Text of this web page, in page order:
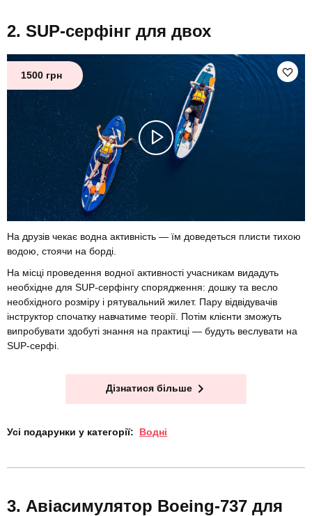
SUP-серфінг для двох
1500 грн
На друзів чекає водна активність — їм доведеться плисти тихою
водою, стоячи на борді.
На місці проведення водної активності учасникам видадуть
необхідне для SUP-серфінгу спорядження: дошку та весло
необхідного розміру і рятувальний жилет. Пару відвідувачів
інструктор спочатку навчатиме теорії. Потім клієнти зможуть
випробувати здобуті знання на практиці — будуть веслувати на
SUP-серфі.
Дізнатися більше
Усі подарунки у категорії: Водні
Авіасимулятор Boeing-737 для